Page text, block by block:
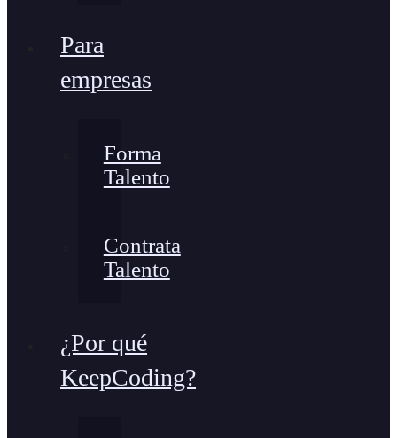
Para
empresas
Forma
Talento
Contrata
Talento
¿Por qué
KeepCoding?